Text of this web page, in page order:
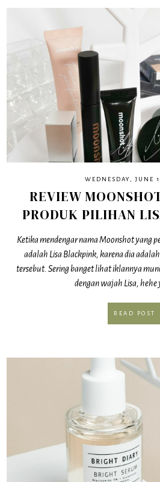
WEDNESDAY, JUNE
REVIEW
PRODUK PILIHAN
Ketika mendengar nama Moonshot yang
adalah Lisa Blackpink, karena dia
tersebut. Sering banget lihat iklannya
dengan wajah Lisa, hehe
READ POST